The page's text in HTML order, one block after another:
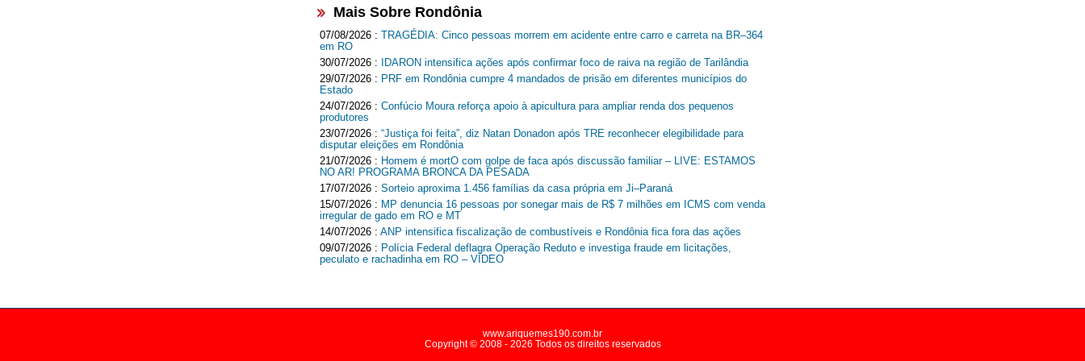
Mais Sobre Rondônia
07/08/2026 : TRAGÉDIA: Cinco pessoas morrem em acidente entre carro e carreta na BR–364
em RO
30/07/2026 : IDARON intensifica ações após confirmar foco de raiva na região de Tarilândia
29/07/2026 : PRF em Rondônia cumpre 4 mandados de prisão em diferentes municípios do
Estado
24/07/2026 : Confúcio Moura reforça apoio à apicultura para ampliar renda dos pequenos
produtores
23/07/2026 : “Justiça foi feita”, diz Natan Donadon após TRE reconhecer elegibilidade para
disputar eleições em Rondônia
21/07/2026 : Homem é mortO com golpe de faca após discussão familiar – LIVE: ESTAMOS
NO AR! PROGRAMA BRONCA DA PESADA
17/07/2026 : Sorteio aproxima 1.456 famílias da casa própria em Ji–Paraná
15/07/2026 : MP denuncia 16 pessoas por sonegar mais de R$ 7 milhões em ICMS com venda
irregular de gado em RO e MT
14/07/2026 : ANP intensifica fiscalização de combustíveis e Rondônia fica fora das ações
09/07/2026 : Polícia Federal deflagra Operação Reduto e investiga fraude em licitações,
peculato e rachadinha em RO – VÍDEO
www.ariquemes190.com.br
Copyright © 2008 - 2026 Todos os direitos reservados